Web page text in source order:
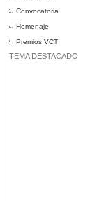
Convocatoria
Homenaje
Premios VCT
TEMA DESTACADO